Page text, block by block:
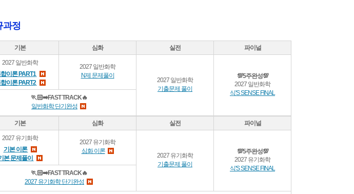
과정
기본 심화 실전 파이널
2027 일반화학
이론 PART1
이론 PART2
2027 일반화학
N제 문제풀이
2027 일반화학
기출문제 풀이
💯5주완성💯
2027 일반화학
식'S SENSE FINAL
🏃🏻‍➡️FAST TRACK🔥
일반화학 단기완성
기본 심화 실전 파이널
2027 유기화학
기본 이론
본 문제풀이
2027 유기화학
심화 이론
2027 유기화학
기출문제 풀이
💯5주완성💯
2027 유기화학
식'S SENSE FINAL
🏃🏻‍➡️FAST TRACK🔥
2027 유기화학 단기완성